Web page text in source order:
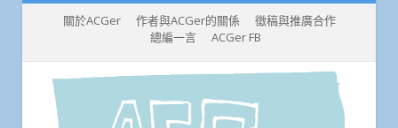
關於ACGer 作者與ACGer的關係
徵稿與推廣合作
總編一言
ACGer FB